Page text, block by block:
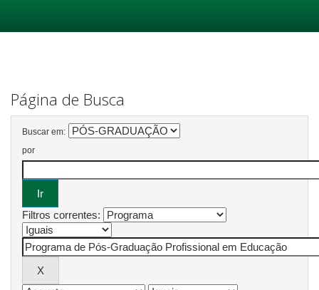
Página de Busca
Buscar em:
por
Filtros correntes: